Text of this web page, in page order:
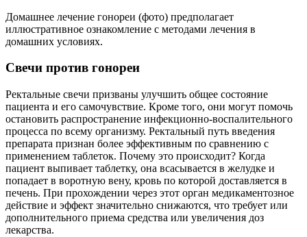
Домашнее лечение гонореи (фото) предполагает
иллюстративное ознакомление с методами лечения в
домашних условиях.
Свечи против гонореи
Ректальные свечи призваны улучшить общее состояние
пациента и его самочувствие. Кроме того, они могут помочь
остановить распространение инфекционно-воспалительного
процесса по всему организму. Ректальный путь введения
препарата признан более эффективным по сравнению с
применением таблеток. Почему это происходит? Когда
пациент выпивает таблетку, она всасывается в желудке и
попадает в воротную вену, кровь по которой доставляется в
печень. При прохождении через этот орган медикаментозное
действие и эффект значительно снижаются, что требует или
дополнительного приема средства или увеличения доз
лекарства.